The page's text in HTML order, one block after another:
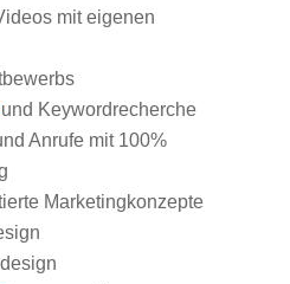
mit eigenen
Keywordrecherche
Anrufe mit 100%
Marketingkonzepte